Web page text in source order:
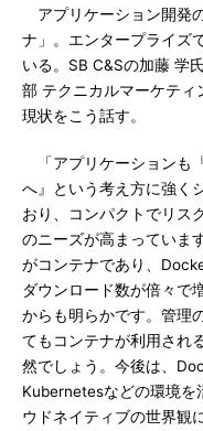
アプリケーション開発
ナ」。エンタープライズ
いる。SB C&Sの加藤 学
部 テクニカルマーケティ
現状をこう話す。
「アプリケーションも
へ』という考え方に強く
おり、コンパクトでリス
のニーズが高まっていま
がコンテナであり、
ダウンロード数が倍々で
からも明らかです。管理
てもコンテナが利用され
然でしょう。今後は、
Kubernetesなどの環境を
ウドネイティブの世界観